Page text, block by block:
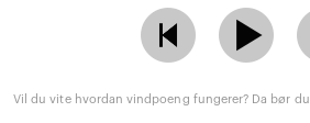
Vil du vite hvordan vindpoeng fungerer? Da bør du